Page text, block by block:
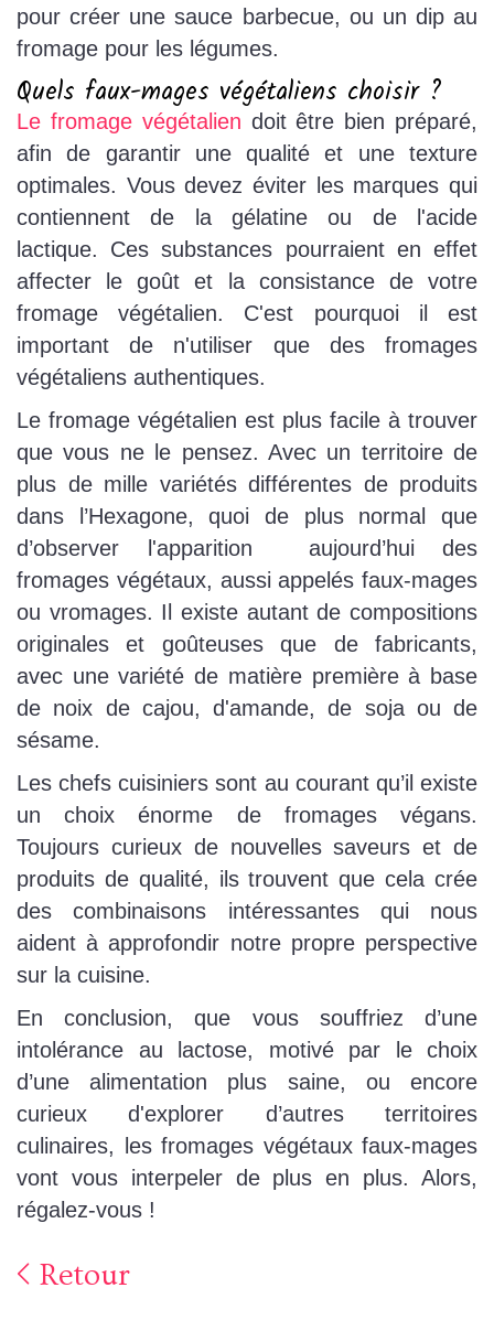
pour créer une sauce barbecue, ou un dip au
fromage pour les légumes.
Quels faux-mages végétaliens choisir ?
Le fromage végétalien doit être bien préparé,
afin de garantir une qualité et une texture
optimales. Vous devez éviter les marques qui
contiennent de la gélatine ou de l'acide
lactique. Ces substances pourraient en effet
affecter le goût et la consistance de votre
fromage végétalien. C'est pourquoi il est
important de n'utiliser que des fromages
végétaliens authentiques.
Le fromage végétalien est plus facile à trouver
que vous ne le pensez. Avec un territoire de
plus de mille variétés différentes de produits
dans l’Hexagone, quoi de plus normal que
d’observer l'apparition aujourd’hui des
fromages végétaux, aussi appelés faux-mages
ou vromages. Il existe autant de compositions
originales et goûteuses que de fabricants,
avec une variété de matière première à base
de noix de cajou, d'amande, de soja ou de
sésame.
Les chefs cuisiniers sont au courant qu’il existe
un choix énorme de fromages végans.
Toujours curieux de nouvelles saveurs et de
produits de qualité, ils trouvent que cela crée
des combinaisons intéressantes qui nous
aident à approfondir notre propre perspective
sur la cuisine.
En conclusion, que vous souffriez d’une
intolérance au lactose, motivé par le choix
d’une alimentation plus saine, ou encore
curieux d'explorer d’autres territoires
culinaires, les fromages végétaux faux-mages
vont vous interpeler de plus en plus. Alors,
régalez-vous !
Retour